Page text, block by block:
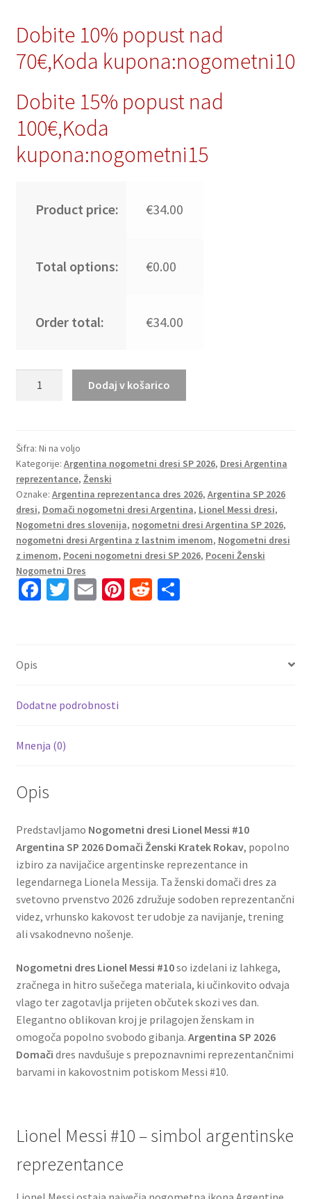
Dobite 10% popust nad
70€,Koda kupona:nogometni10
Dobite 15% popust nad
100€,Koda
kupona:nogometni15
Product price: €34.00
Total options: €0.00
Order total: €34.00
#10
Argentina
SP
2026
Domači
Ženski
količina
Dodaj v košarico
Šifra: Ni na voljo
Kategorije: Argentina nogometni dresi SP 2026, Dresi Argentina
reprezentance, Ženski
Oznake: Argentina reprezentanca dres 2026, Argentina SP 2026
dresi, Domači nogometni dresi Argentina, Lionel Messi dresi,
Nogometni dres slovenija, nogometni dresi Argentina SP 2026,
nogometni dresi Argentina z lastnim imenom, Nogometni dresi
z imenom, Poceni nogometni dresi SP 2026, Poceni Ženski
Nogometni Dres
Fa
k
T E Pi R S
Opis
Dodatne podrobnosti
Mnenja (0)
Opis
Predstavljamo Nogometni dresi Lionel Messi #10
Argentina SP 2026 Domači Ženski Kratek Rokav, popolno
izbiro za navijačice argentinske reprezentance in
legendarnega Lionela Messija. Ta ženski domači dres za
svetovno prvenstvo 2026 združuje sodoben reprezentančni
videz, vrhunsko kakovost ter udobje za navijanje, trening
ali vsakodnevno nošenje.
Nogometni dres Lionel Messi #10so izdelani iz lahkega,
zračnega in hitro sušečega materiala, ki učinkovito odvaja
vlago ter zagotavlja prijeten občutek skozi ves dan.
Elegantno oblikovan kroj je prilagojen ženskam in
omogoča popolno svobodo gibanja. Argentina SP 2026
Domači dres navdušuje s prepoznavnimi reprezentančnimi
barvami in kakovostnim potiskom Messi #10.
Lionel Messi #10 – simbol argentinske
reprezentance